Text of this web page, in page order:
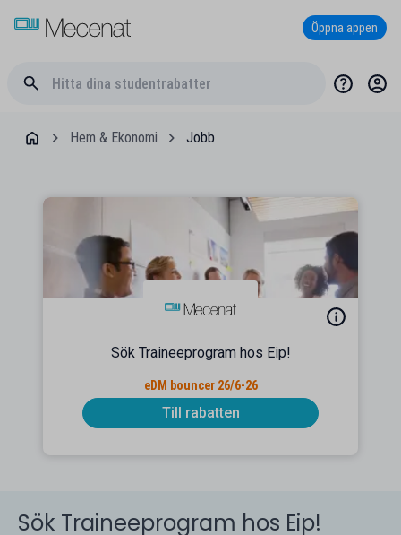
Öppna appen
Hem & Ekonomi Jobb
Sök Traineeprogram hos Eip!
eDM bouncer 26/6-26
Till rabatten
Sök Traineeprogram hos Eip!